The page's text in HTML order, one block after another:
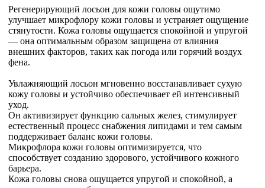
Регенерирующий лосьон для кожи головы ощутимо
улучшает микрофлору кожи головы и устраняет ощущение
стянутости. Кожа головы ощущается спокойной и упругой
— она оптимальным образом защищена от влияния
внешних факторов, таких как погода или горячий воздух
фена.
Увлажняющий лосьон мгновенно восстанавливает сухую
кожу головы и устойчиво обеспечивает ей интенсивный
уход.
Он активизирует функцию сальных желез, стимулирует
естественный процесс снабжения липидами и тем самым
поддерживает баланс кожи головы.
Микрофлора кожи головы оптимизируется, что
способствует созданию здорового, устойчивого кожного
барьера.
Кожа головы снова ощущается упругой и спокойной, а